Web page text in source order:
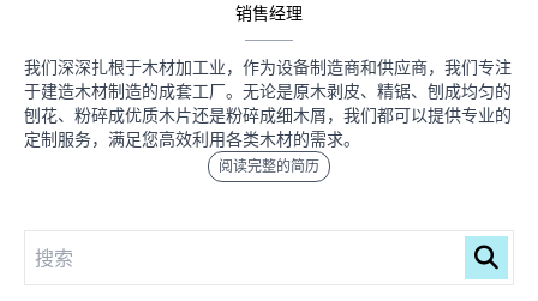
销售经理
我们深深扎根于木材加工业，作为设备制造商和供应商，我们专注
于建造木材制造的成套工厂。无论是原木剥皮、精锯、刨成均匀的
刨花、粉碎成优质木片还是粉碎成细木屑，我们都可以提供专业的
定制服务，满足您高效利用各类木材的需求。
阅读完整的简历